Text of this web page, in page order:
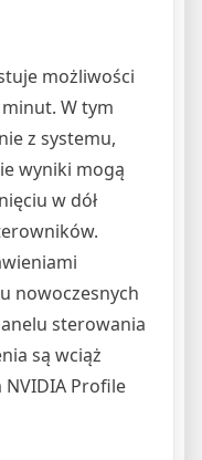
możliwości
W tym
z systemu,
wyniki mogą
w dół
nowoczesnych
sterowania
są wciąż
Profile